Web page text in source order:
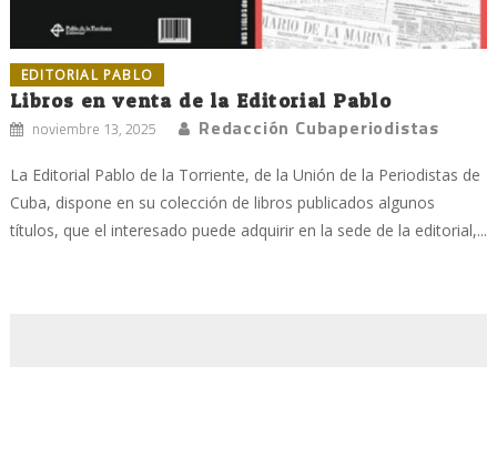
EDITORIAL PABLO
Libros en venta de la Editorial Pablo
noviembre 13, 2025 Redacción Cubaperiodistas
La Editorial Pablo de la Torriente, de la Unión de la Periodistas de
Cuba, dispone en su colección de libros publicados algunos
títulos, que el interesado puede adquirir en la sede de la editorial,...